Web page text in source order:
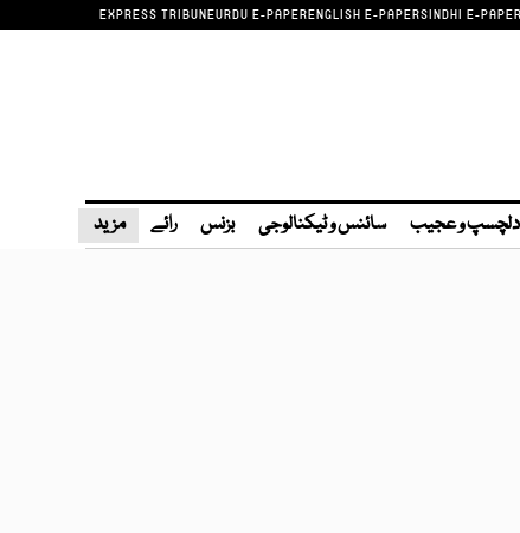
EXPRESS TRIBUNEURDU E-PAPERENGLISH E-PAPERSINDHI E-PAPER
دلچسپ و عجیب سائنس و ٹیکنالوجی بزنس رائے مزید